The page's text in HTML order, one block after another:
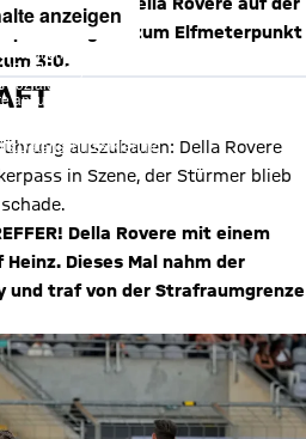
zog bis zum Elfmeterpunkt
3:0.
anzeigen
Sie es diesem sozialen
Adresse) mit Hilfe von Cookies zu
soziale Netzwerk keine Daten über Sie
anzuzeigen. Diese Einstellung wird für
auf unserer Website gespeichert
Datenschutzerklärung
auszubauen: Della Rovere
in Szene, der Stürmer blieb
Della Rovere mit einem
Dieses Mal nahm der
und traf von der Strafraumgrenze